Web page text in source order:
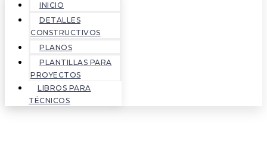
INICIO
DETALLES
CONSTRUCTIVOS
PLANOS
PLANTILLAS PARA
PROYECTOS
LIBROS PARA
TÉCNICOS